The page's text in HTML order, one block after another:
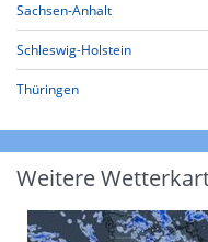
Sachsen-Anhalt
Schleswig-Holstein
Thüringen
Weitere